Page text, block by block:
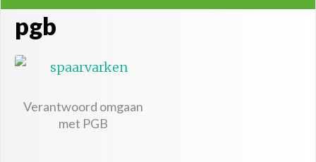
pgb
Verantwoord omgaan
met PGB